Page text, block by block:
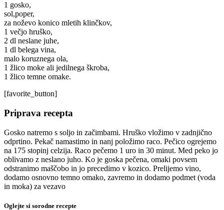
1 gosko,
sol,poper,
za noževo konico mletih klinčkov,
1 večjo hruško,
2 dl neslane juhe,
1 dl belega vina,
malo koruznega ola,
1 žlico moke ali jedilnega škroba,
1 žlico temne omake.
[favorite_button]
Priprava recepta
Gosko natremo s soljo in začimbami. Hruško vložimo v zadnjično
odprtino. Pekač namastimo in nanj položimo raco. Pečico ogrejemo
na 175 stopinj celzija. Raco pečemo 1 uro in 30 minut. Med peko jo
oblivamo z neslano juho. Ko je goska pečena, omaki povsem
odstranimo maščobo in jo precedimo v kozico. Prelijemo vino,
dodamo osnovno temno omako, zavremo in dodamo podmet (voda
in moka) za vezavo
Oglejte si sorodne recepte